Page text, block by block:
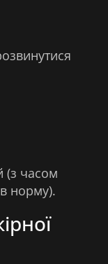
(з часом
норму).